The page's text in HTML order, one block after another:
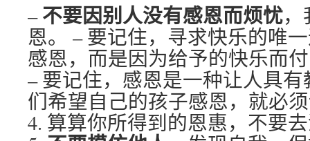
–不要因别人没有感恩而烦忧
恩。 – 要记住，寻求快乐的唯
感恩，而是因为给予的快乐而
– 要记住，感恩是一种让人具
们希望自己的孩子感恩，就必
4. 算算你所得到的恩惠，不要